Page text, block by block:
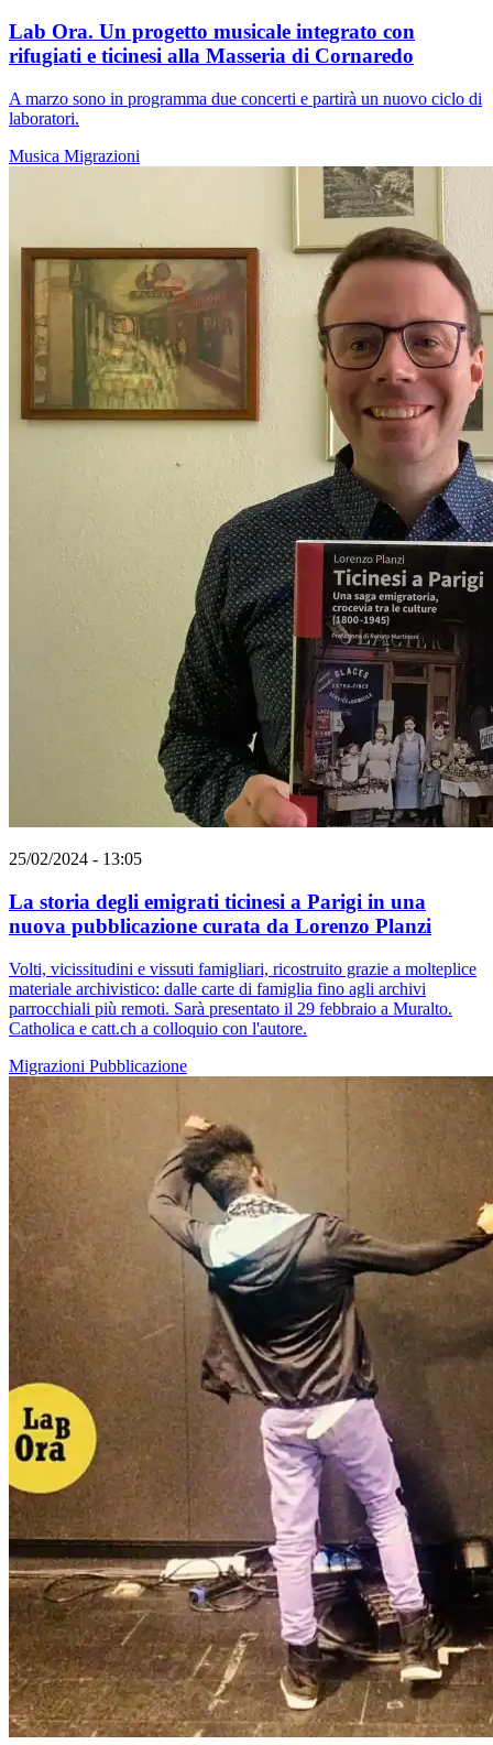
Lab Ora. Un progetto musicale integrato con
rifugiati e ticinesi alla Masseria di Cornaredo
A marzo sono in programma due concerti e partirà un nuovo ciclo di
laboratori.
Musica Migrazioni
25/02/2024 - 13:05
La storia degli emigrati ticinesi a Parigi in una
nuova pubblicazione curata da Lorenzo Planzi
Volti, vicissitudini e vissuti famigliari, ricostruito grazie a molteplice
materiale archivistico: dalle carte di famiglia fino agli archivi
parrocchiali più remoti. Sarà presentato il 29 febbraio a Muralto.
Catholica e catt.ch a colloquio con l'autore.
Migrazioni Pubblicazione